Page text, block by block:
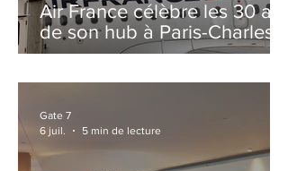
Air France célèbre les 30 ans
de son hub à Paris-Charles
de Gaulle
Gate 7
6 juil.
5 min de lecture